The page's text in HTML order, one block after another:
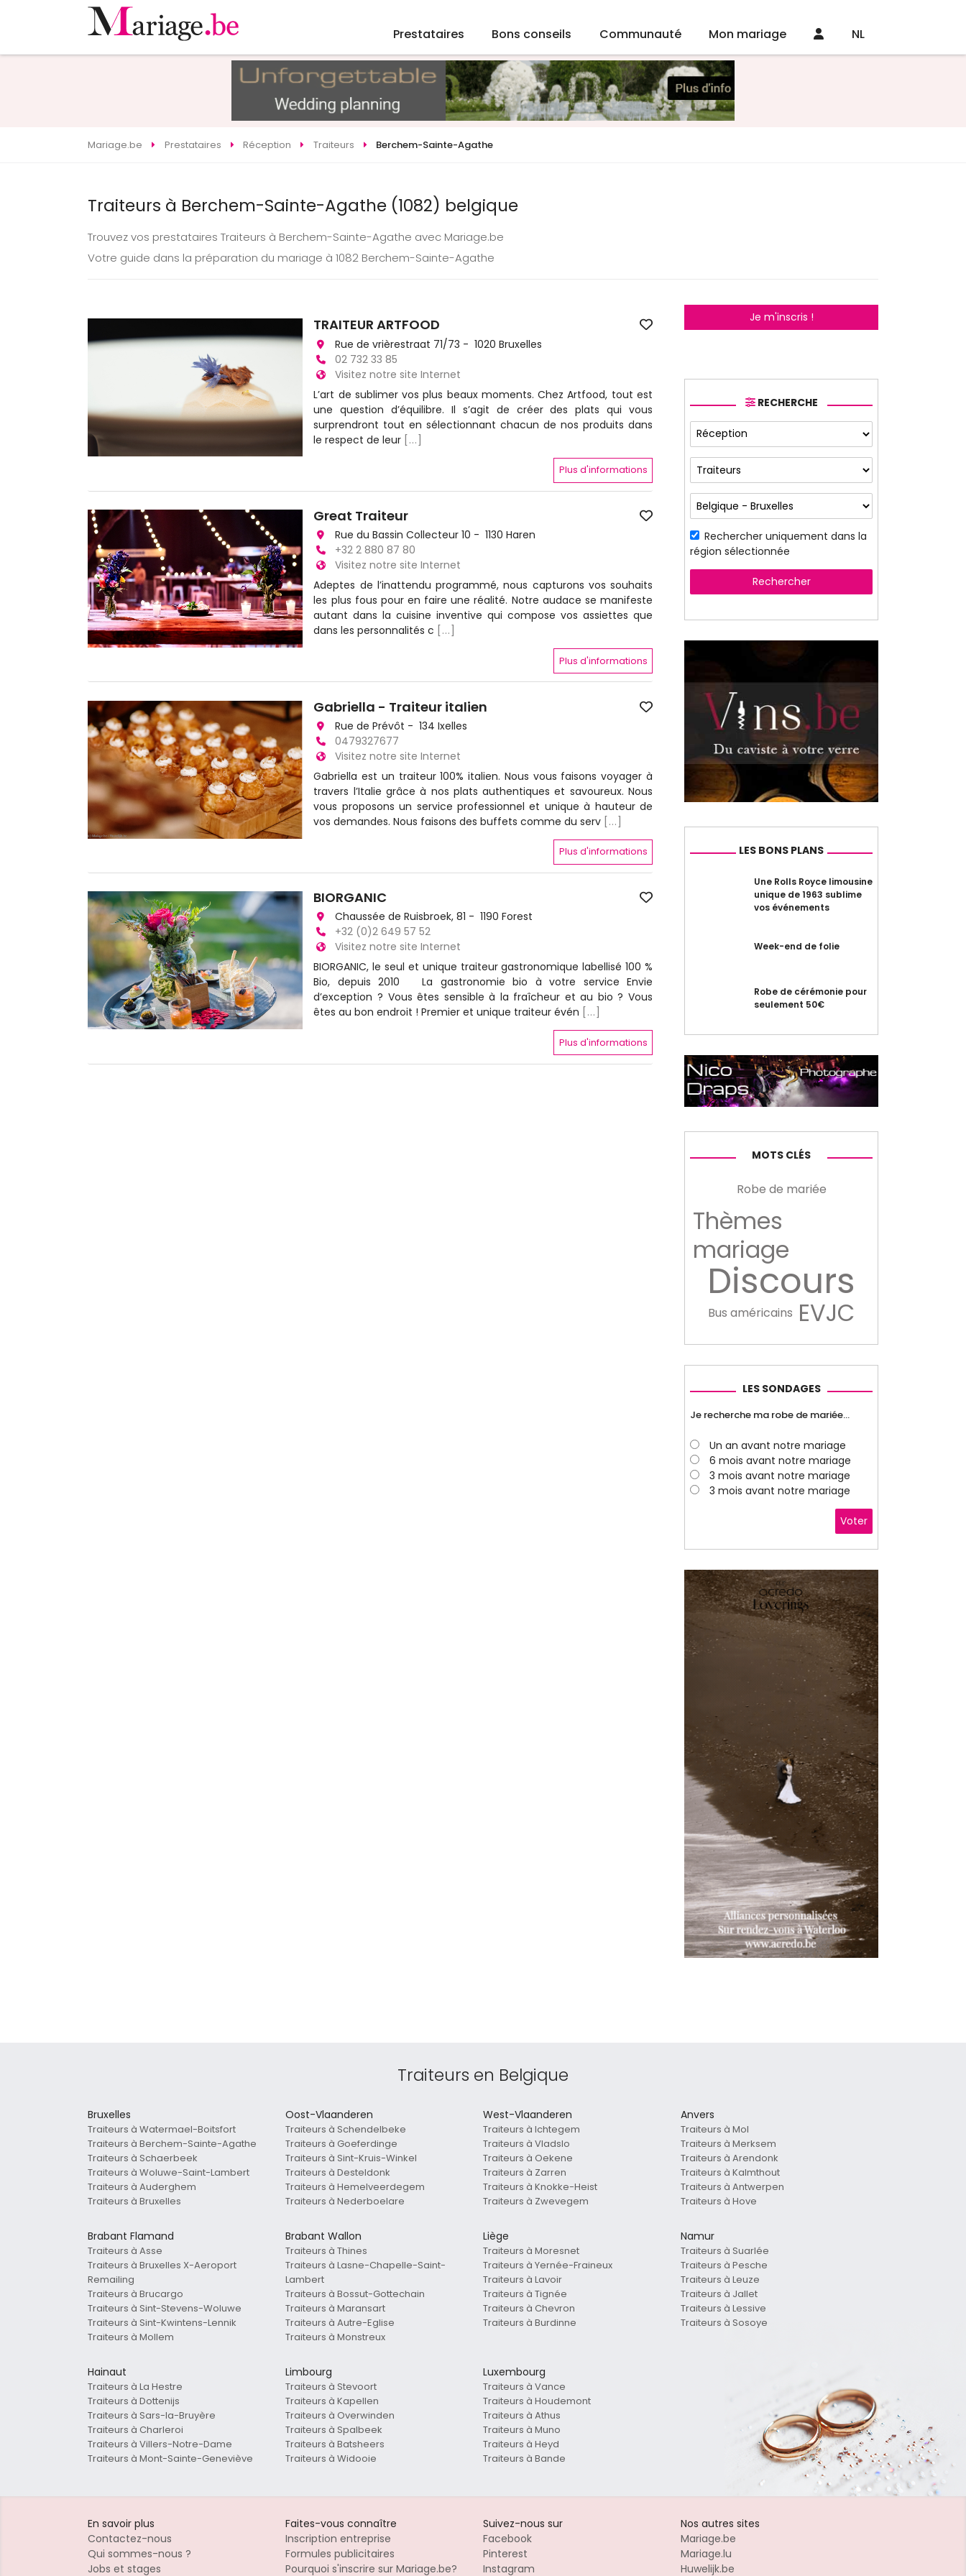
Prestataires Bons conseils Communauté Mon mariage NL
Mariage.be Prestataires Réception Traiteurs Berchem-Sainte-Agathe
Traiteurs à Berchem-Sainte-Agathe (1082) belgique
Trouvez vos prestataires Traiteurs à Berchem-Sainte-Agathe avec Mariage.be
Votre guide dans la préparation du mariage à 1082 Berchem-Sainte-Agathe
TRAITEUR ARTFOOD
Rue de vrièrestraat 71/73 - 1020 Bruxelles
02 732 33 85
Visitez notre site Internet
L’art de sublimer vos plus beaux moments. Chez Artfood, tout est
une question d’équilibre. Il s’agit de créer des plats qui vous
surprendront tout en sélectionnant chacun de nos produits dans
le respect de leur [...]
Plus d'informations
Great Traiteur
Rue du Bassin Collecteur 10 - 1130 Haren
+32 2 880 87 80
Visitez notre site Internet
Adeptes de l’inattendu programmé, nous capturons vos souhaits
les plus fous pour en faire une réalité. Notre audace se manifeste
autant dans la cuisine inventive qui compose vos assiettes que
dans les personnalités c
[...]
Plus d'informations
Gabriella - Traiteur italien
Rue de Prévôt - 134 Ixelles
0479327677
Visitez notre site Internet
Gabriella est un traiteur 100% italien. Nous vous faisons voyager à
travers l’Italie grâce à nos plats authentiques et savoureux. Nous
vous proposons un service professionnel et unique à hauteur de
vos demandes. Nous faisons des buffets comme du serv [...]
Plus d'informations
BIORGANIC
Chaussée de Ruisbroek, 81 - 1190 Forest
+32 (0)2 649 57 52
Visitez notre site Internet
BIORGANIC, le seul et unique traiteur gastronomique labellisé 100 %
Bio, depuis 2010 La gastronomie bio à votre service Envie
d’exception ? Vous êtes sensible à la fraîcheur et au bio ? Vous
êtes au bon endroit ! Premier et unique traiteur évén
[...]
Plus d'informations
Je m'inscris !
RECHERCHE
Rechercher uniquement dans la
région sélectionnée
Rechercher
LES BONS PLANS
Une Rolls Royce limousine
unique de 1963 sublime
vos événements
Week-end de folie
Robe de cérémonie pour
seulement 50€
MOTS CLÉS
Robe de mariée
Thèmes
mariage
Discours
Bus américains EVJC
LES SONDAGES
Je recherche ma robe de mariée…
Un an avant notre mariage
6 mois avant notre mariage
3 mois avant notre mariage
3 mois avant notre mariage
Voter
Traiteurs en Belgique
Bruxelles
Traiteurs à Watermael-Boitsfort
Traiteurs à Berchem-Sainte-Agathe
Traiteurs à Schaerbeek
Traiteurs à Woluwe-Saint-Lambert
Traiteurs à Auderghem
Traiteurs à Bruxelles
Oost-Vlaanderen
Traiteurs à Schendelbeke
Traiteurs à Goeferdinge
Traiteurs à Sint-Kruis-Winkel
Traiteurs à Desteldonk
Traiteurs à Hemelveerdegem
Traiteurs à Nederboelare
West-Vlaanderen
Traiteurs à Ichtegem
Traiteurs à Vladslo
Traiteurs à Oekene
Traiteurs à Zarren
Traiteurs à Knokke-Heist
Traiteurs à Zwevegem
Anvers
Traiteurs à Mol
Traiteurs à Merksem
Traiteurs à Arendonk
Traiteurs à Kalmthout
Traiteurs à Antwerpen
Traiteurs à Hove
Brabant Flamand
Traiteurs à Asse
Traiteurs à Bruxelles X-Aeroport
Remailing
Traiteurs à Brucargo
Traiteurs à Sint-Stevens-Woluwe
Traiteurs à Sint-Kwintens-Lennik
Traiteurs à Mollem
Brabant Wallon
Traiteurs à Thines
Traiteurs à Lasne-Chapelle-Saint-
Lambert
Traiteurs à Bossut-Gottechain
Traiteurs à Maransart
Traiteurs à Autre-Eglise
Traiteurs à Monstreux
Liège
Traiteurs à Moresnet
Traiteurs à Yernée-Fraineux
Traiteurs à Lavoir
Traiteurs à Tignée
Traiteurs à Chevron
Traiteurs à Burdinne
Namur
Traiteurs à Suarlée
Traiteurs à Pesche
Traiteurs à Leuze
Traiteurs à Jallet
Traiteurs à Lessive
Traiteurs à Sosoye
Hainaut
Traiteurs à La Hestre
Traiteurs à Dottenijs
Traiteurs à Sars-la-Bruyère
Traiteurs à Charleroi
Traiteurs à Villers-Notre-Dame
Traiteurs à Mont-Sainte-Geneviève
Limbourg
Traiteurs à Stevoort
Traiteurs à Kapellen
Traiteurs à Overwinden
Traiteurs à Spalbeek
Traiteurs à Batsheers
Traiteurs à Widooie
Luxembourg
Traiteurs à Vance
Traiteurs à Houdemont
Traiteurs à Athus
Traiteurs à Muno
Traiteurs à Heyd
Traiteurs à Bande
En savoir plus
Contactez-nous
Qui sommes-nous ?
Jobs et stages
Faites-vous connaître
Inscription entreprise
Formules publicitaires
Pourquoi s'inscrire sur Mariage.be?
Suivez-nous sur
Facebook
Pinterest
Instagram
Nos autres sites
Mariage.be
Mariage.lu
Huwelijk.be